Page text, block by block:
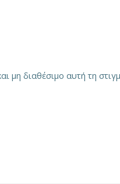
μη διαθέσιμο αυτή τη